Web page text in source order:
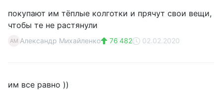
покупают им тёплые колготки и прячут свои вещи,
чтобы те не растянули
АМ Александр Михайленко 76 482 02.02.2020
им все равно ))